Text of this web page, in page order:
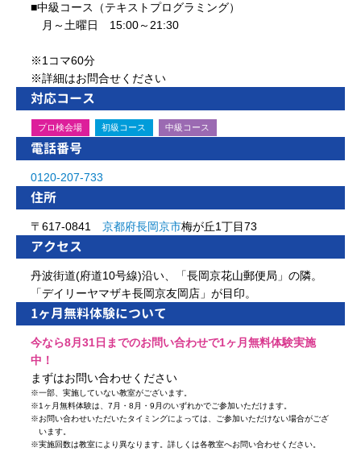
■中級コース（テキストプログラミング）
月～土曜日 15:00～21:30
※1コマ60分
※詳細はお問合せください
対応コース
プロ検会場 初級コース 中級コース
電話番号
0120-207-733
住所
〒617-0841 京都府長岡京市梅が丘1丁目73
アクセス
丹波街道(府道10号線)沿い、「長岡京花山郵便局」の隣。
「デイリーヤマザキ長岡京友岡店」が目印。
1ヶ月無料体験について
今なら8月31日までのお問い合わせで1ヶ月無料体験実施
中！
まずはお問い合わせください
※一部、実施していない教室がございます。
※1ヶ月無料体験は、7月・8月・9月のいずれかでご参加いただけます。
※お問い合わせいただいたタイミングによっては、ご参加いただけない場合がござ
います。
※実施回数は教室により異なります。詳しくは各教室へお問い合わせください。